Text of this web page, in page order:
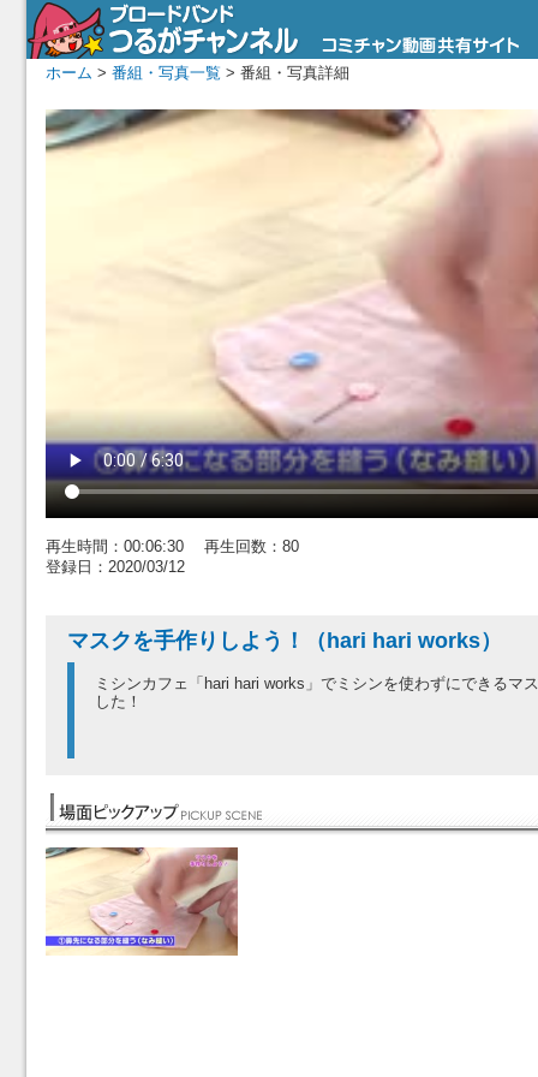
ホーム > 番組・写真一覧 > 番組・写真詳細
再生時間：00:06:30 再生回数：80
登録日：2020/03/12
マスクを手作りしよう！（hari hari works）
ミシンカフェ「hari hari works」でミシンを使わずにできるマ
した！